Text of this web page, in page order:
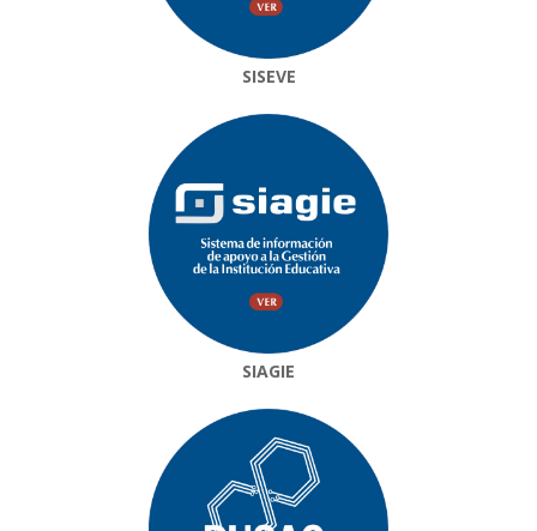
SISEVE
SIAGIE